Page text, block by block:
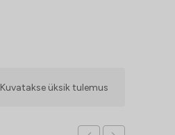
Kuvatakse üksik tulemus